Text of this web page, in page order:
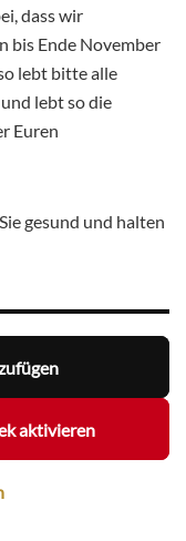
dass wir
bis Ende November
lebt bitte alle
lebt so die
Euren
gesund und halten
aktivieren